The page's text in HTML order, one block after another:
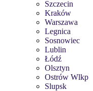
Szczecin
Kraków
Warszawa
Legnica
Sosnowiec
Lublin
Łódź
Olsztyn
Ostrów Wlkp
Slupsk